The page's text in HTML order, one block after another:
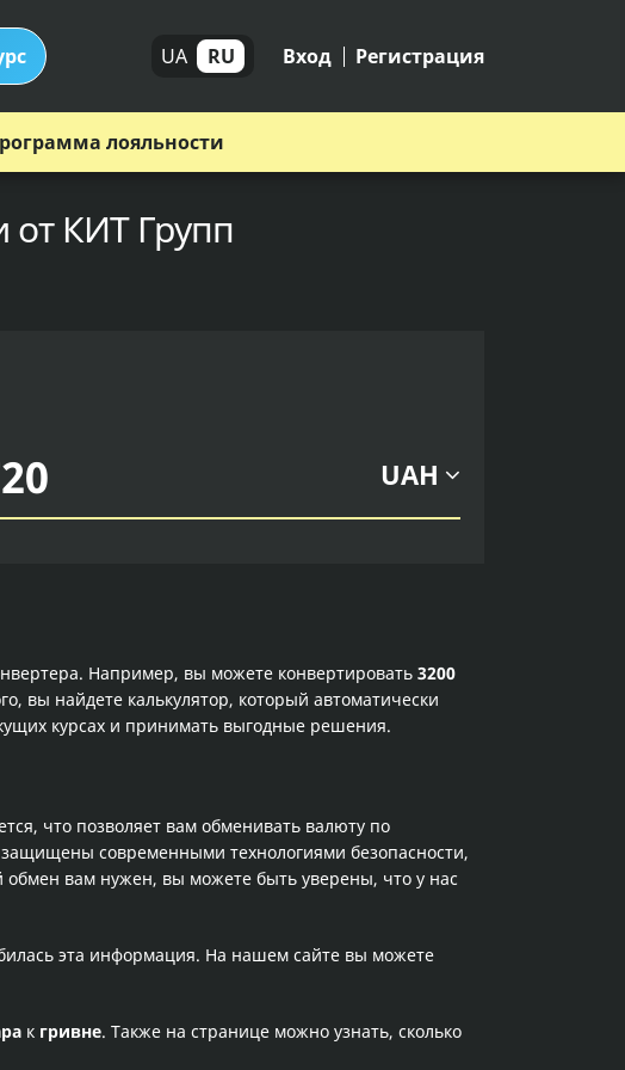
UA RU Вход Регистрация
лояльности
от КИТ Групп
UAH
Например, вы можете конвертировать 3200
вы найдете калькулятор, который автоматически
курсах и принимать выгодные решения.
что позволяет вам обменивать валюту по
современными технологиями безопасности,
вам нужен, вы можете быть уверены, что у нас
эта информация. На нашем сайте вы можете
к гривне. Также на странице можно узнать, сколько